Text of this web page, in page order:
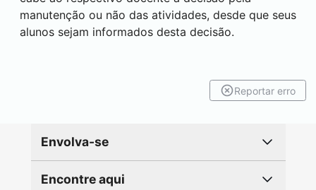
manutenção ou não das atividades, desde que seus
alunos sejam informados desta decisão.
Reportar erro
Envolva-se
Encontre aqui